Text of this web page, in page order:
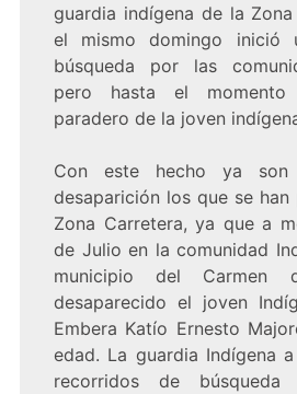
guardia indígena de la
el mismo domingo inició
búsqueda por las
pero hasta el
paradero de la joven
Con este hecho ya
desaparición los que se han
Zona Carretera, ya que a
de Julio en la comunidad
municipio del Carmen
desaparecido el joven
Embera Katío Ernesto
edad. La guardia Indígena
recorridos de